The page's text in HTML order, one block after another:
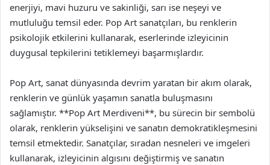
enerjiyi, mavi huzuru ve sakinliği, sarı ise neşeyi ve
mutluluğu temsil eder. Pop Art sanatçıları, bu renklerin
psikolojik etkilerini kullanarak, eserlerinde izleyicinin
duygusal tepkilerini tetiklemeyi başarmışlardır.
Pop Art, sanat dünyasında devrim yaratan bir akım olarak,
renklerin ve günlük yaşamın sanatla buluşmasını
sağlamıştır. **Pop Art Merdiveni**, bu sürecin bir sembolü
olarak, renklerin yükselişini ve sanatın demokratikleşmesini
temsil etmektedir. Sanatçılar, sıradan nesneleri ve imgeleri
kullanarak, izleyicinin algısını değiştirmiş ve sanatın